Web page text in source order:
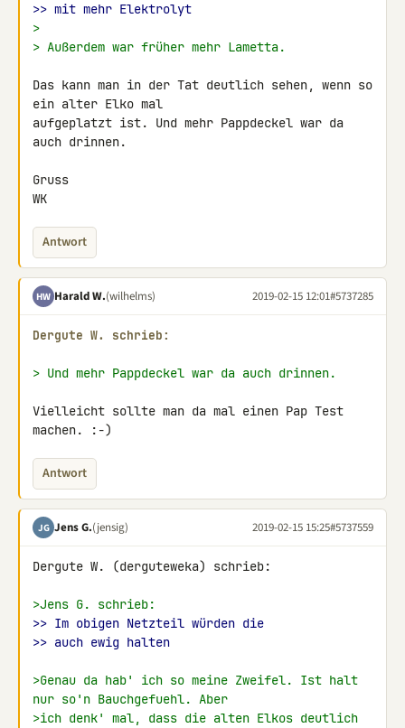
>> mit mehr Elektrolyt
>
> Außerdem war früher mehr Lametta.
Das kann man in der Tat deutlich sehen, wenn so
ein alter Elko mal
aufgeplatzt ist. Und mehr Pappdeckel war da
auch drinnen.
Gruss
WK
Antwort
HW Harald W.(wilhelms) 2019-02-15 12:01#5737285
Dergute W. schrieb:
> Und mehr Pappdeckel war da auch drinnen.
Vielleicht sollte man da mal einen Pap Test
machen. :-)
Antwort
JG Jens G.(jensig) 2019-02-15 15:25#5737559
Dergute W. (derguteweka) schrieb:
>Jens G. schrieb:
>> Im obigen Netzteil würden die
>> auch ewig halten
>Genau da hab' ich so meine Zweifel. Ist halt
nur so'n Bauchgefuehl. Aber
>ich denk' mal, dass die alten Elkos deutlich